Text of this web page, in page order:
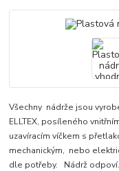
Všechny nádrže jsou
ELLTEX, posíleného
uzavíracím víčkem s
mechanickým, nebo
dle potřeby. Nádrž